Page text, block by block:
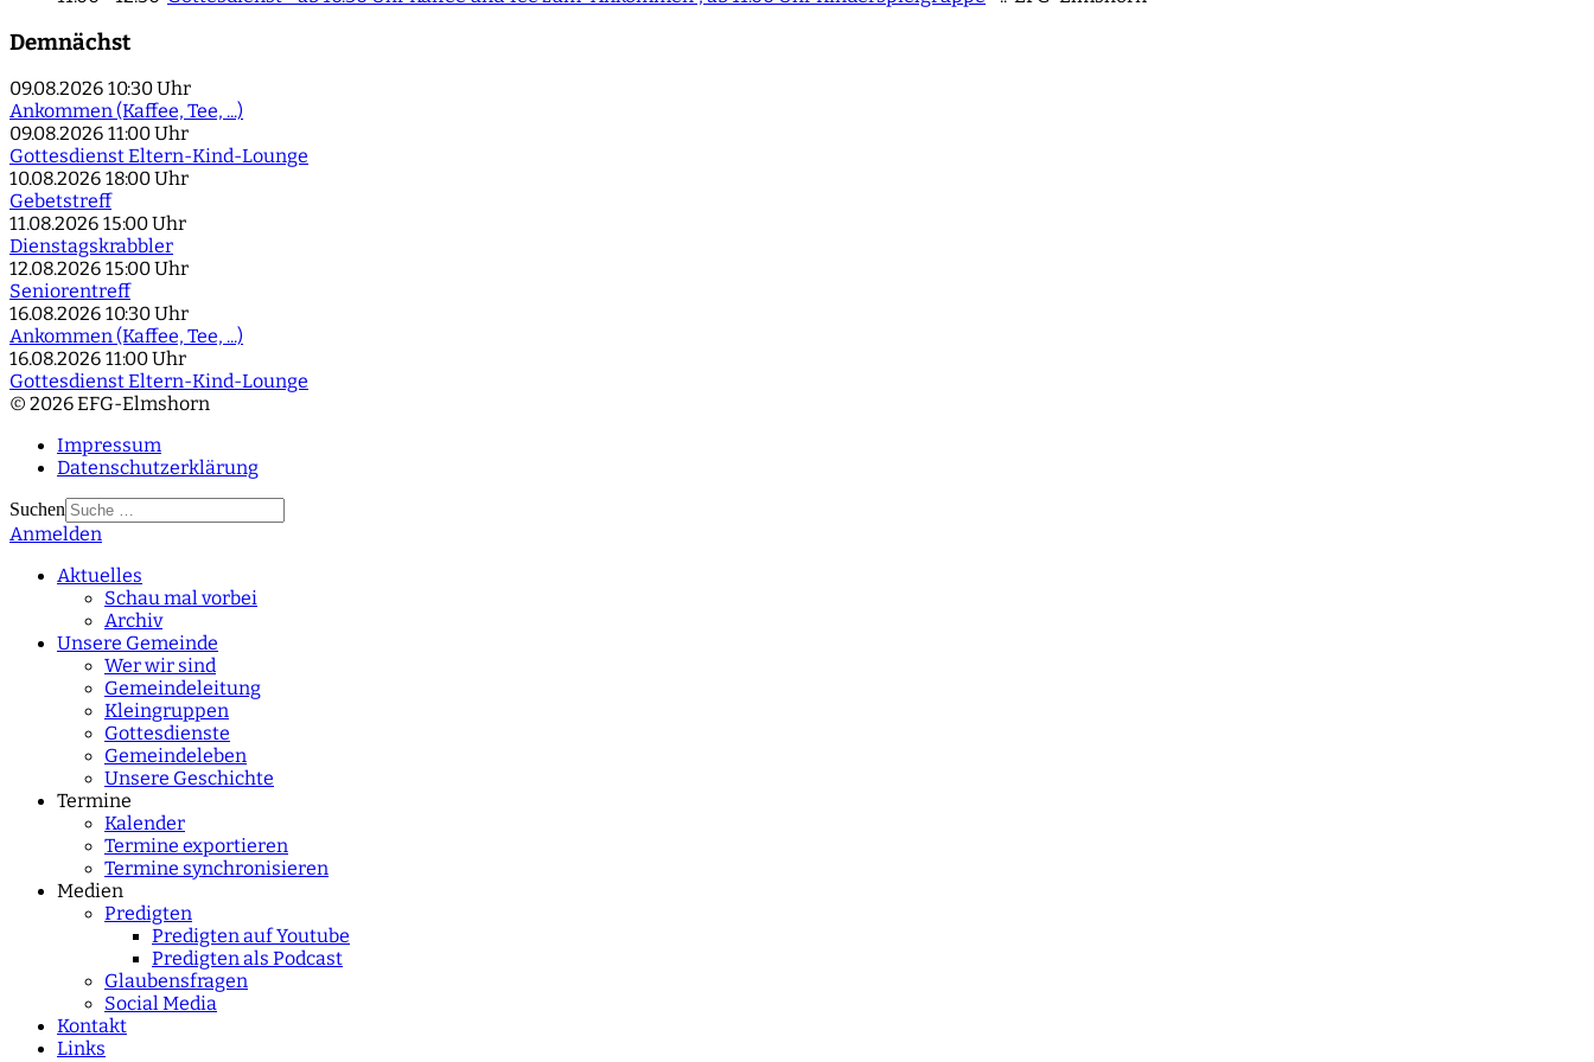
Demnächst
09.08.2026 10:30 Uhr
Ankommen (Kaffee, Tee, ...)
09.08.2026 11:00 Uhr
Gottesdienst Eltern-Kind-Lounge
10.08.2026 18:00 Uhr
Gebetstreff
11.08.2026 15:00 Uhr
Dienstagskrabbler
12.08.2026 15:00 Uhr
Seniorentreff
16.08.2026 10:30 Uhr
Ankommen (Kaffee, Tee, ...)
16.08.2026 11:00 Uhr
Gottesdienst Eltern-Kind-Lounge
© 2026 EFG-Elmshorn
Impressum
Datenschutzerklärung
Suchen
Type 2 or more
Anmelden
Aktuelles
Schau mal vorbei
Archiv
Unsere Gemeinde
Wer wir sind
Gemeindeleitung
Kleingruppen
Gottesdienste
Gemeindeleben
Unsere Geschichte
Termine
Kalender
Termine exportieren
Termine synchronisieren
Medien
Predigten
Predigten auf Youtube
Predigten als Podcast
Glaubensfragen
Social Media
Kontakt
Links